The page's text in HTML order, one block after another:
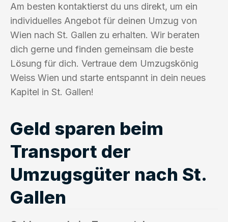
Am besten kontaktierst du uns direkt, um ein
individuelles Angebot für deinen Umzug von
Wien nach St. Gallen zu erhalten. Wir beraten
dich gerne und finden gemeinsam die beste
Lösung für dich. Vertraue dem Umzugskönig
Weiss Wien und starte entspannt in dein neues
Kapitel in St. Gallen!
Geld sparen beim
Transport der
Umzugsgüter nach St.
Gallen